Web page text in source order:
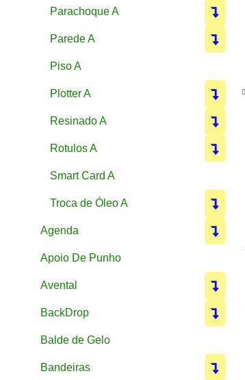
Parachoque A
Parede A
Piso A
Plotter A
Resinado A
Rotulos A
Smart Card A
Troca de Óleo A
Agenda
Apoio De Punho
Avental
BackDrop
Balde de Gelo
Bandeiras